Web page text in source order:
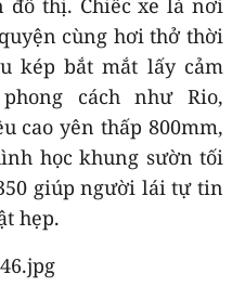
cùng hơi thở thời
kép bắt mắt lấy cảm
cách như Rio,
cao yên thấp 800mm,
học khung sườn tối
giúp người lái tự tin
hẹp.